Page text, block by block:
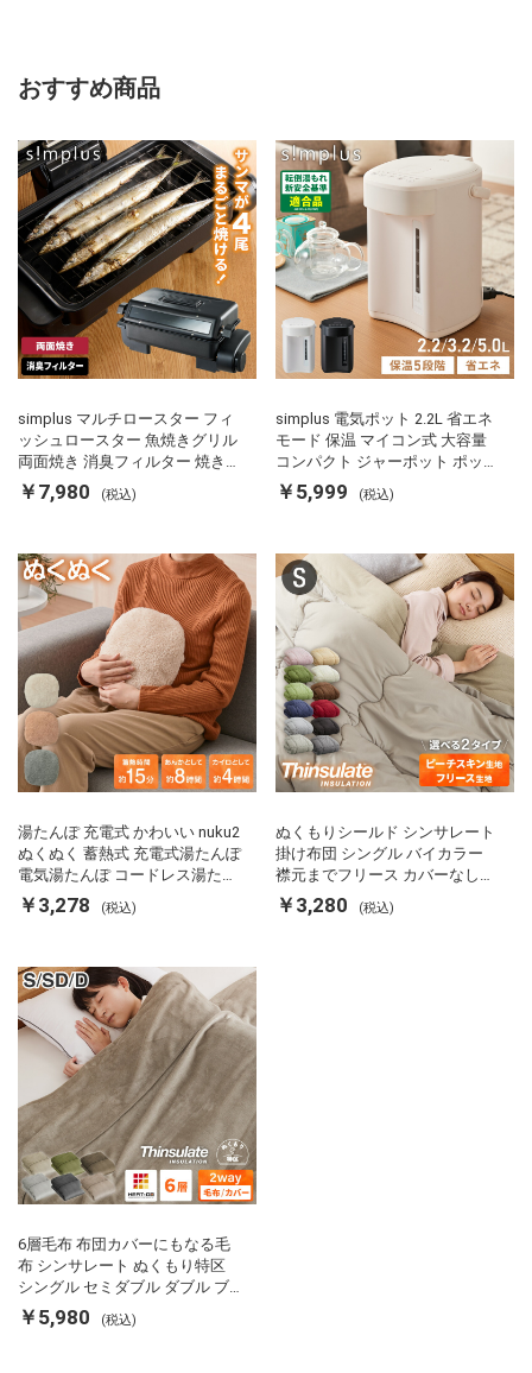
おすすめ商品
simplus マルチロースター フィ
ッシュロースター 魚焼きグリル
両面焼き 消臭フィルター 焼き魚
両面ヒーター タイマー付き SP-
FRS01 マットブラック シンプラ
￥7,980 (税込)
simplus 電気ポット 2.2L 省エネ
モード 保温 マイコン式 大容量
コンパクト ジャーポット ポット
カルキ抜き 空焚き防止 温度調節
軽量 SP-PD22 シンプラス
￥5,999 (税込)
湯たんぽ 充電式 かわいい nuku2
ぬくぬく 蓄熱式 充電式湯たんぽ
電気湯たんぽ コードレス湯たん
ぽ エコ 節電 節約 省エネ 充電式
エコ電気あんか EWT-2143 スリ
￥3,278 (税込)
ぬくもりシールド シンサレート
掛け布団 シングル バイカラー
襟元までフリース カバーなしで
使える 軽い 丸洗い 断熱 保温 抗
菌防臭 洗える 防ダニ 軽量 ホコ
￥3,280 (税込)
6層毛布 布団カバーにもなる毛
布 シンサレート ぬくもり特区
シングル セミダブル ダブル ブ
ランケット 掛け布団カバー フラ
ンネル 保温 蓄熱 吸湿 発熱 断熱
￥5,980 (税込)